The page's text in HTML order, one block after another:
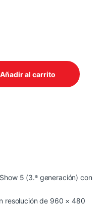
5 /NEGRO /GEN. 3 /TACTIL
Añadir al carrito
5 (3.ª generación) con
resolución de 960 × 480